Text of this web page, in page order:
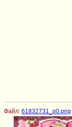
Файл: 61832731_p0.png